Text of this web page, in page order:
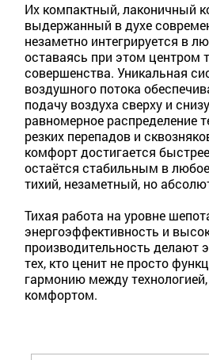
Их компактный, лаконичный
выдержанный в духе
незаметно интегрируется в
оставаясь при этом центром
совершенства. Уникальная
воздушного потока
подачу воздуха сверху и
равномерное распределение
резких перепадов и
комфорт достигается
остаётся стабильным в
тихий, незаметный, но
Тихая работа на уровне
энергоэффективность и
производительность делают
тех, кто ценит не просто
гармонию между технологией,
комфортом.